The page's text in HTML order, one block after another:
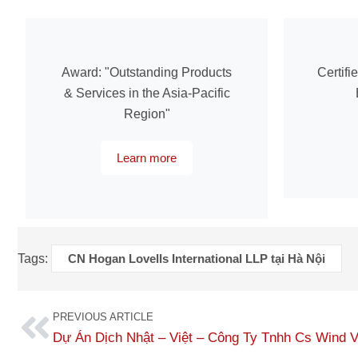
Award: "Outstanding Products
& Services in the Asia-Pacific
Region"
Learn more
Tags: CN Hogan Lovells International LLP tại Hà Nội
PREVIOUS ARTICLE